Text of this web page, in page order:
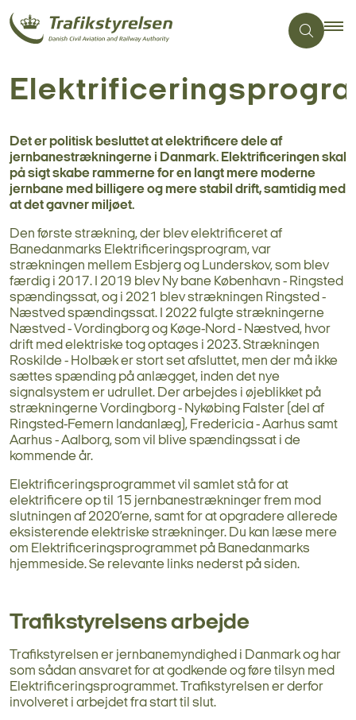
Det er politisk besluttet at elektrificere dele af
jernbanestrækningerne i Danmark. Elektrificeringen skal
på sigt skabe rammerne for en langt mere moderne
jernbane med billigere og mere stabil drift, samtidig med
at det gavner miljøet.
Den første strækning, der blev elektrificeret af
Banedanmarks Elektrificeringsprogram, var
strækningen mellem Esbjerg og Lunderskov, som blev
færdig i 2017. I 2019 blev Ny bane København - Ringsted
spændingssat, og i 2021 blev strækningen Ringsted -
Næstved spændingssat. I 2022 fulgte strækningerne
Næstved - Vordingborg og Køge-Nord - Næstved, hvor
drift med elektriske tog optages i 2023. Strækningen
Roskilde - Holbæk er stort set afsluttet, men der må ikke
sættes spænding på anlægget, inden det nye
signalsystem er udrullet. Der arbejdes i øjeblikket på
strækningerne Vordingborg - Nykøbing Falster (del af
Ringsted-Femern landanlæg), Fredericia - Aarhus samt
Aarhus - Aalborg, som vil blive spændingssat i de
kommende år.
Elektrificeringsprogrammet vil samlet stå for at
elektrificere op til 15 jernbanestrækninger frem mod
slutningen af 2020’erne, samt for at opgradere allerede
eksisterende elektriske strækninger. Du kan læse mere
om Elektrificeringsprogrammet på Banedanmarks
hjemmeside. Se relevante links nederst på siden.
Trafikstyrelsens arbejde
Trafikstyrelsen er jernbanemyndighed i Danmark og har
som sådan ansvaret for at godkende og føre tilsyn med
Elektrificeringsprogrammet. Trafikstyrelsen er derfor
involveret i arbejdet fra start til slut.